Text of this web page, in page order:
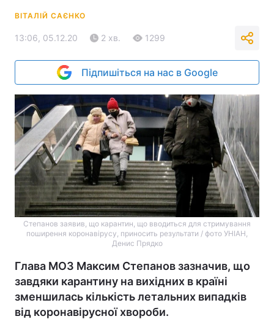
ВІТАЛІЙ САЄНКО
13:06, 05.12.20 2 хв. 1299
Підпишіться на нас в Google
Степанов заявив, що карантин, що вводиться для стримування
поширення коронавірусу, приносить результати / фото УНІАН,
Денис Прядко
Глава МОЗ Максим Степанов зазначив, що
завдяки карантину на вихідних в країні
зменшилась кількість летальних випадків
від коронавірусної хвороби.